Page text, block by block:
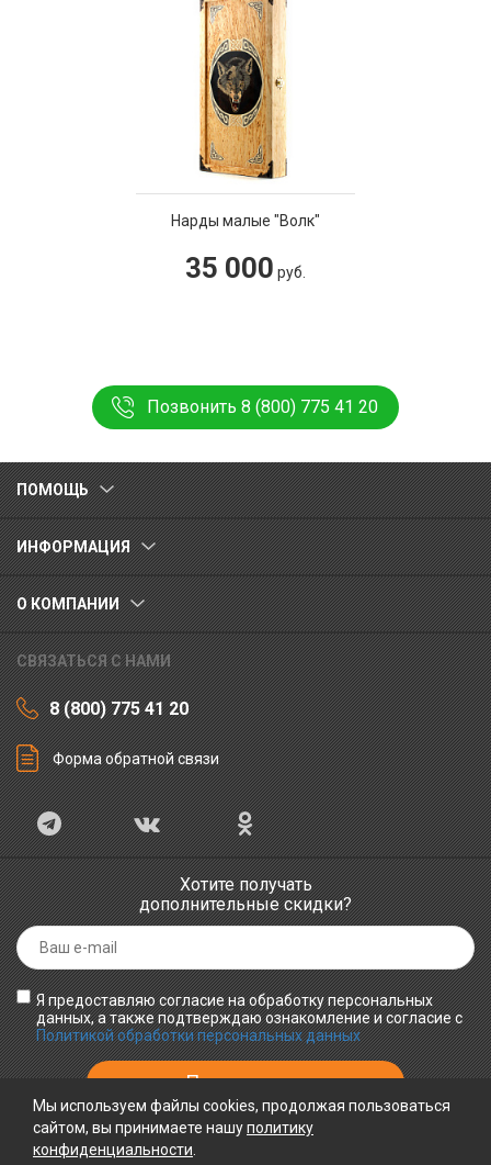
Нарды малые "Волк"
35 000 руб.
Позвонить 8 (800) 775 41 20
ПОМОЩЬ
ИНФОРМАЦИЯ
О КОМПАНИИ
СВЯЗАТЬСЯ С НАМИ
8 (800) 775 41 20
Форма обратной связи
Хотите получать
дополнительные скидки?
Я предоставляю согласие на обработку персональных
данных, а также подтверждаю ознакомление и согласие с
Политикой обработки персональных данных
ПРИНИМАЕМ К ОПЛАТЕ
Мы используем файлы cookies, продолжая пользоваться
сайтом, вы принимаете нашуполитику
конфиденциальности